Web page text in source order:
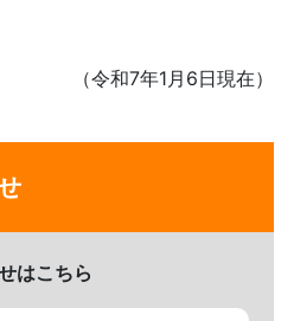
（令和7年1月6日現在）
はこちら